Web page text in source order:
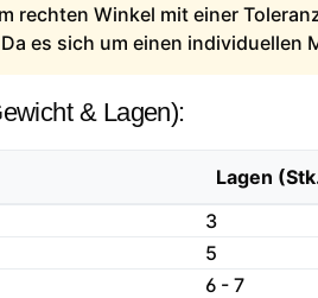
rechten Winkel mit einer
es sich um einen
& Lagen):
Lagen
3
5
6 - 7